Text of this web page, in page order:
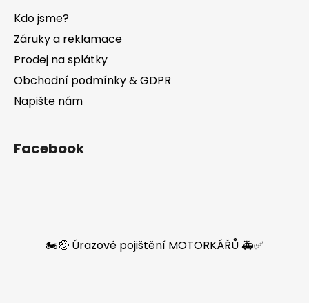
Kdo jsme?
Záruky a reklamace
Prodej na splátky
Obchodní podmínky & GDPR
Napište nám
Facebook
🏍️🤕 Úrazové pojištění MOTORKÁŘŮ 🚑✅